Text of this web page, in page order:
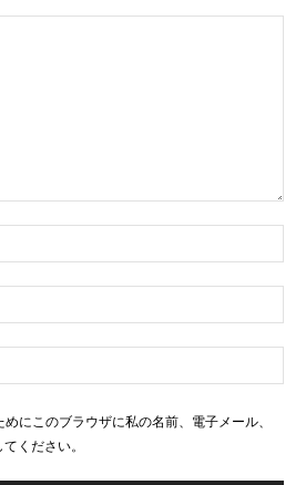
前
メ
ー
ェ
にこのブラウザに私の名前、電子メール、
ください。